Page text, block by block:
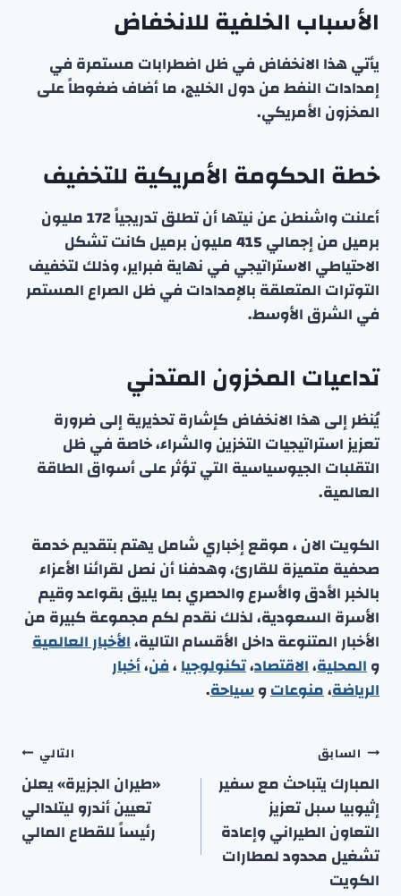
الأسباب الخلفية للانخفاض
يأتي هذا الانخفاض في ظل اضطرابات مستمرة في
إمدادات النفط من دول الخليج، ما أضاف ضغوطاً على
المخزون الأمريكي.
خطة الحكومة الأمريكية للتخفيف
أعلنت واشنطن عن نيتها أن تطلق تدريجياً 172 مليون
برميل من إجمالي 415 مليون برميل كانت تشكل
الاحتياطي الاستراتيجي في نهاية فبراير، وذلك لتخفيف
التوترات المتعلقة بالإمدادات في ظل الصراع المستمر
في الشرق الأوسط.
تداعيات المخزون المتدني
يُنظر إلى هذا الانخفاض كإشارة تحذيرية إلى ضرورة
تعزيز استراتيجيات التخزين والشراء، خاصة في ظل
التقلبات الجيوسياسية التي تؤثر على أسواق الطاقة
العالمية.
الكويت الان ، موقع إخباري شامل يهتم بتقديم خدمة
صحفية متميزة للقارئ، وهدفنا أن نصل لقرائنا الأعزاء
بالخبر الأدق والأسرع والحصري بما يليق بقواعد وقيم
الأسرة السعودية، لذلك نقدم لكم مجموعة كبيرة من
الأخبار المتنوعة داخل الأقسام التالية،الأخبار العالمية
والمحلية،الاقتصاد،تكنولوجيا،فن،أخبار
الرياضة،منوعاتوسياحة.
تصفّح
المقالات
السابق
المبارك يتباحث مع سفير
إثيوبيا سبل تعزيز
التعاون الطيراني وإعادة
تشغيل محدود لمطارات
الكويت
التالي
«طيران الجزيرة» يعلن
تعيين أندرو ليتلدالي
رئيساً للقطاع المالي